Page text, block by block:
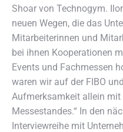
Shoar von Technogym.
neuen Wegen, die das
Mitarbeiterinnen und
bei ihnen Kooperationen
Events und Fachmessen
waren wir auf der FIBO
Aufmerksamkeit allein mit
Messestandes.“ In den
Interviewreihe mit